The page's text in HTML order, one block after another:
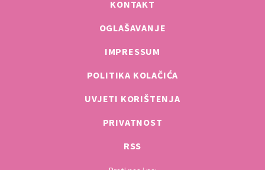
KONTAKT
OGLAŠAVANJE
IMPRESSUM
POLITIKA KOLAČIĆA
UVJETI KORIŠTENJA
PRIVATNOST
RSS